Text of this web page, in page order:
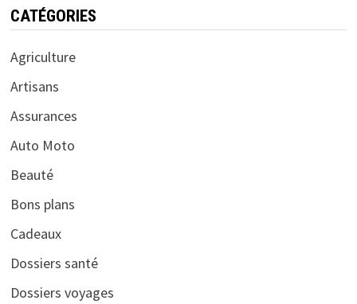
CATÉGORIES
Agriculture
Artisans
Assurances
Auto Moto
Beauté
Bons plans
Cadeaux
Dossiers santé
Dossiers voyages